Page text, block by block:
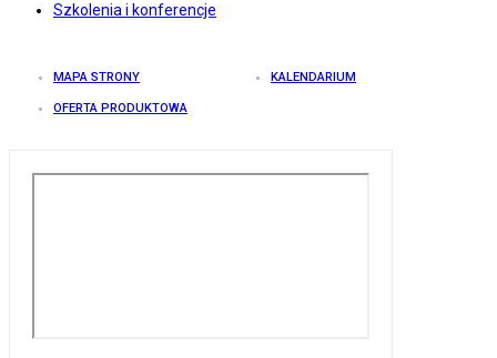
Szkolenia i konferencje
MAPA STRONY KALENDARIUM
OFERTA PRODUKTOWA